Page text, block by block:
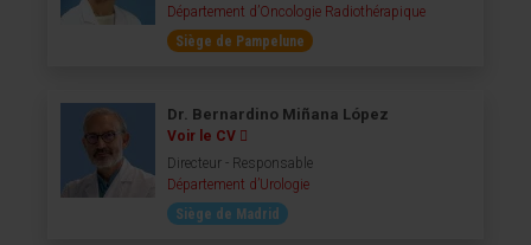
Département d’Oncologie Radiothérapique
Siège de Pampelune
Dr. Bernardino Miñana López
Voir le CV
Directeur - Responsable
Département d’Urologie
Siège de Madrid